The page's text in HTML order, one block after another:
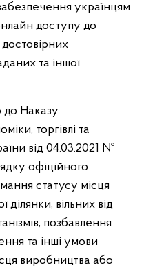
українцям
доступу до
та іншої
до Наказу
торгівлі та
від 04.03.2021 №
офіційного
статусу місця
вільних від
позбавлення
та інші умови
виробництва або